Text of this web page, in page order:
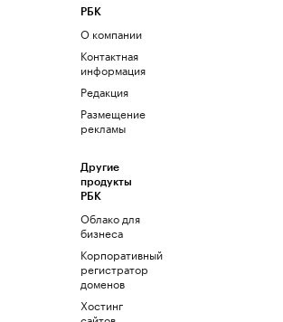
РБК
О компании
Контактная
информация
Редакция
Размещение
рекламы
Другие
продукты
РБК
Облако для
бизнеса
Корпоративный
регистратор
доменов
Хостинг